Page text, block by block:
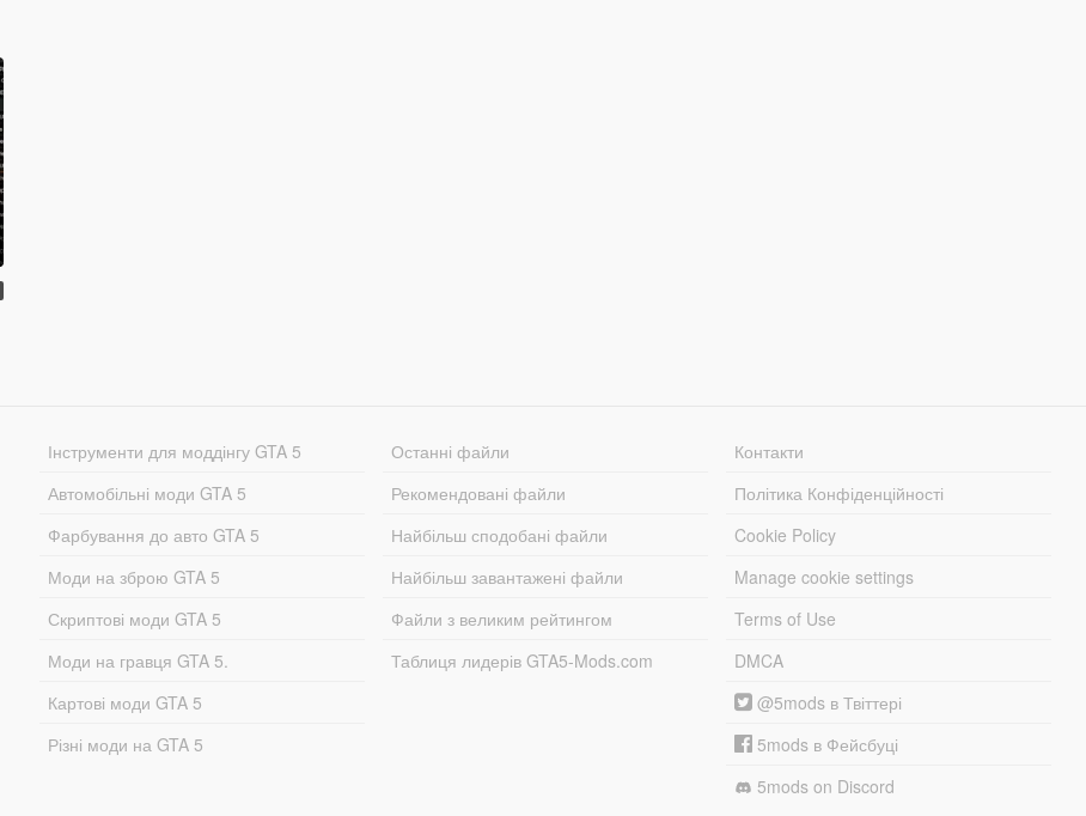
Інструменти для моддінгу GTA 5
Автомобільні моди GTA 5
Фарбування до авто GTA 5
Моди на зброю GTA 5
Скриптові моди GTA 5
Моди на гравця GTA 5.
Картові моди GTA 5
Різні моди на GTA 5
Останні файли
Рекомендовані файли
Найбільш сподобані файли
Найбільш завантажені файли
Файли з великим рейтингом
Таблиця лидерів GTA5-Mods.com
Контакти
Політика Конфіденційності
Cookie Policy
Manage cookie settings
Terms of Use
DMCA
@5mods в Твіттері
5mods в Фейсбуці
5mods on Discord